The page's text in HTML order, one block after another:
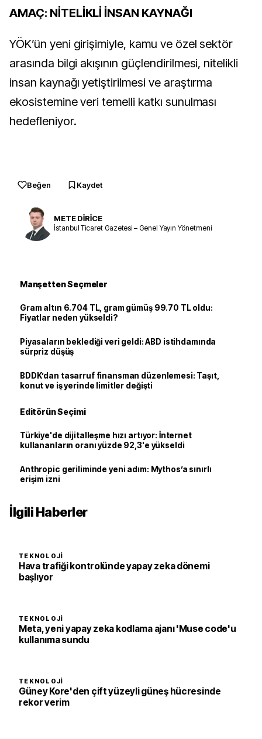
AMAÇ: NİTELİKLİ İNSAN KAYNAĞI
YÖK’ün yeni girişimiyle, kamu ve özel sektör
arasında bilgi akışının güçlendirilmesi, nitelikli
insan kaynağı yetiştirilmesi ve araştırma
ekosistemine veri temelli katkı sunulması
hedefleniyor.
Beğen Kaydet
METE DİRİCE
İstanbul Ticaret Gazetesi – Genel Yayın Yönetmeni
Manşetten Seçmeler
Gram altın 6.704 TL, gram gümüş 99.70 TL oldu:
Fiyatlar neden yükseldi?
Piyasaların beklediği veri geldi: ABD istihdamında
sürpriz düşüş
BDDK’dan tasarruf finansman düzenlemesi: Taşıt,
konut ve iş yerinde limitler değişti
Editörün Seçimi
Türkiye'de dijitalleşme hızı artıyor: İnternet
kullananların oranı yüzde 92,3'e yükseldi
Anthropic geriliminde yeni adım: Mythos’a sınırlı
erişim izni
İlgili Haberler
TEKNOLOJI
Hava trafiği kontrolünde yapay zeka dönemi
başlıyor
TEKNOLOJI
Meta, yeni yapay zeka kodlama ajanı 'Muse code'u
kullanıma sundu
TEKNOLOJI
Güney Kore'den çift yüzeyli güneş hücresinde
rekor verim